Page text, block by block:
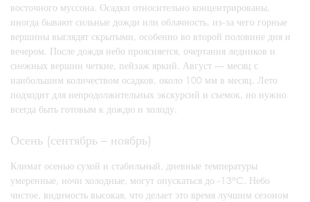
восточного муссона. Осадки относительно концентрированы,
иногда бывают сильные дожди или облачность, из-за чего горные
вершины выглядят скрытыми, особенно во второй половине дня и
вечером. После дождя небо проясняется, очертания ледников и
снежных вершин четкие, пейзаж яркий. Август — месяц с
наибольшим количеством осадков, около 100 мм в месяц. Лето
подходит для непродолжительных экскурсий и съемок, но нужно
всегда быть готовым к дождю и холоду.
Осень (сентябрь – ноябрь)
Климат осенью сухой и стабильный, дневные температуры
умеренные, ночи холодные, могут опускаться до -13°C. Небо
чистое, видимость высокая, что делает это время лучшим сезоном